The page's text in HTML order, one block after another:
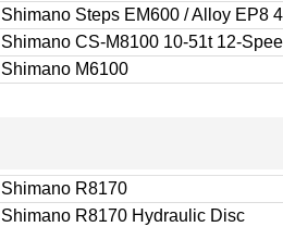
Shimano Steps EM600 / Alloy EP8
Shimano CS-M8100 10-51t 12-
Shimano M6100
Shimano R8170
Shimano R8170 Hydraulic Disc